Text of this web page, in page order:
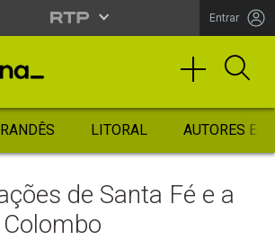
Entrar
LITORAL AUTORES
de Santa Fé e a